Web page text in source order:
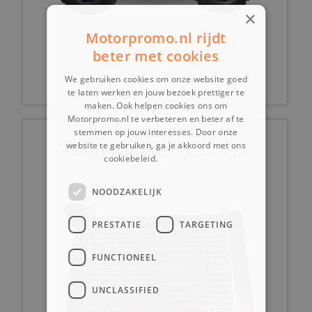
vanaf1499,-
(12C4b) Radiateur jinling jla loncin 21b
×
Motorpromo.nl rijdt
beter met cookies
We gebruiken cookies om onze website goed
te laten werken en jouw bezoek prettiger te
maken. Ook helpen cookies ons om
Motorpromo.nl te verbeteren en beter af te
stemmen op jouw interesses. Door onze
website te gebruiken, ga je akkoord met ons
cookiebeleid.
NOODZAKELIJK
PRESTATIE TARGETING
FUNCTIONEEL
UNCLASSIFIED